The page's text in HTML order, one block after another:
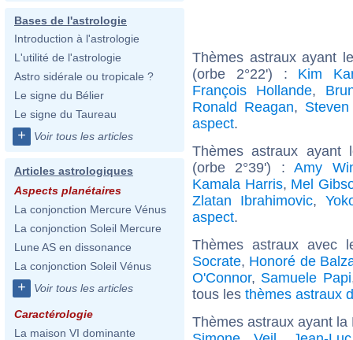
Bases de l'astrologie
Introduction à l'astrologie
L'utilité de l'astrologie
Astro sidérale ou tropicale ?
Le signe du Bélier
Le signe du Taureau
+ Voir tous les articles
Articles astrologiques
Aspects planétaires
La conjonction Mercure Vénus
La conjonction Soleil Mercure
Lune AS en dissonance
La conjonction Soleil Vénus
+ Voir tous les articles
Caractérologie
La maison VI dominante
Thèmes astraux ayant
(orbe 2°22') : Kim
François Hollande,
Ronald Reagan,
aspect.
Thèmes astraux ayant
(orbe 2°39') :Amy
Kamala Harris, Mel
Zlatan Ibrahimovic,
aspect.
Thèmes astraux avec
Socrate, Honoré de
O'Connor, Samuele Papi
tous les thèmes astraux
Thèmes astraux ayant